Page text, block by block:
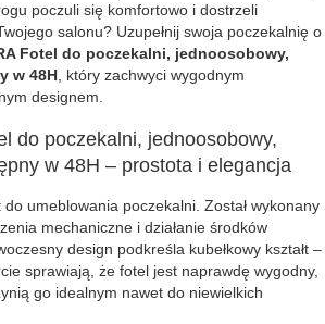
poczuli się komfortowo i dostrzeli
salonu? Uzupełnij swoja poczekalnię o
Fotel do poczekalni, jednoosobowy,
w 48H , który zachwyci wygodnym
designem.
do poczekalni, jednoosobowy,
w 48H – prostota i elegancja
umeblowania poczekalni. Został wykonany
mechaniczne i działanie środków
design podkreśla kubełkowy kształt –
sprawiają, że fotel jest naprawdę wygodny,
go idealnym nawet do niewielkich